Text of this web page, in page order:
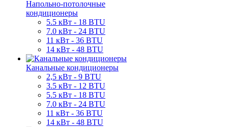
Напольно-потолочные
кондиционеры
5.5 кВт - 18 BTU
7.0 кВт - 24 BTU
11 кВт - 36 BTU
14 кВт - 48 BTU
Канальные кондиционеры
2,5 кВт - 9 BTU
3.5 кВт - 12 BTU
5.5 кВт - 18 BTU
7.0 кВт - 24 BTU
11 кВт - 36 BTU
14 кВт - 48 BTU